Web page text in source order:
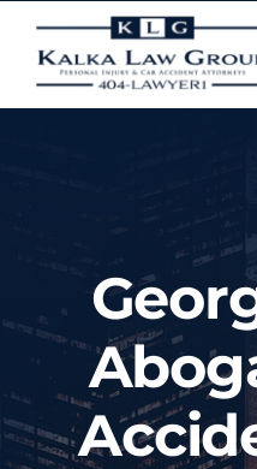
content
CASE TYPES
Case Results
LOCATIONS